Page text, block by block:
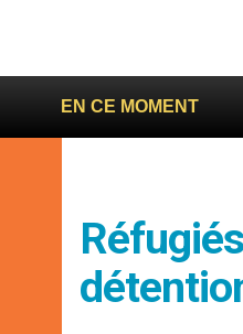
EN CE MOMENT
confie : entre